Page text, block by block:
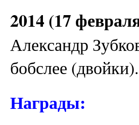
2014 (17
Александр
бобслее (двойки).
Награды: